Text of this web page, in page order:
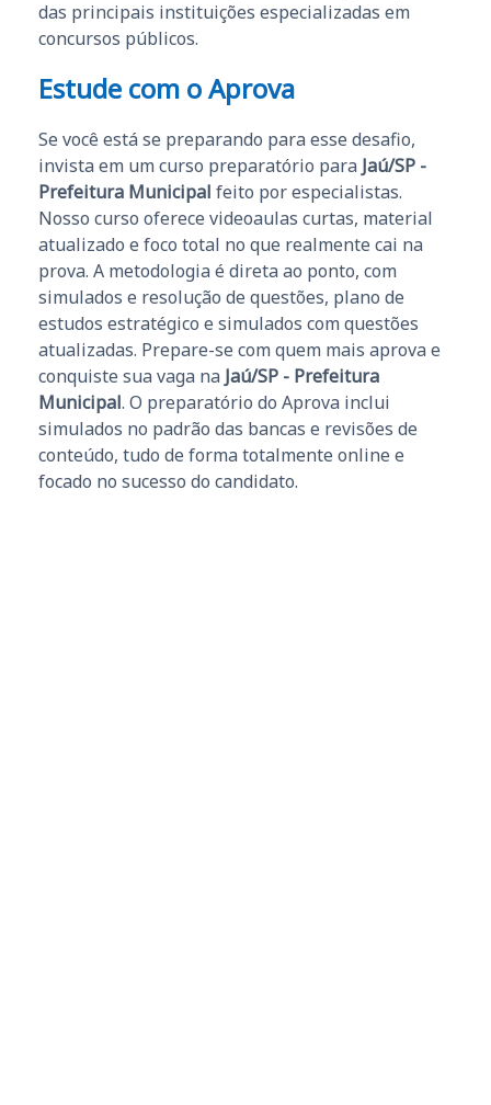
das principais instituições especializadas em
concursos públicos.
Estude com o Aprova
Se você está se preparando para esse desafio,
invista em um curso preparatório para Jaú/SP -
Prefeitura Municipal feito por especialistas.
Nosso curso oferece videoaulas curtas, material
atualizado e foco total no que realmente cai na
prova. A metodologia é direta ao ponto, com
simulados e resolução de questões, plano de
estudos estratégico e simulados com questões
atualizadas. Prepare-se com quem mais aprova e
conquiste sua vaga na Jaú/SP - Prefeitura
Municipal. O preparatório do Aprova inclui
simulados no padrão das bancas e revisões de
conteúdo, tudo de forma totalmente online e
focado no sucesso do candidato.